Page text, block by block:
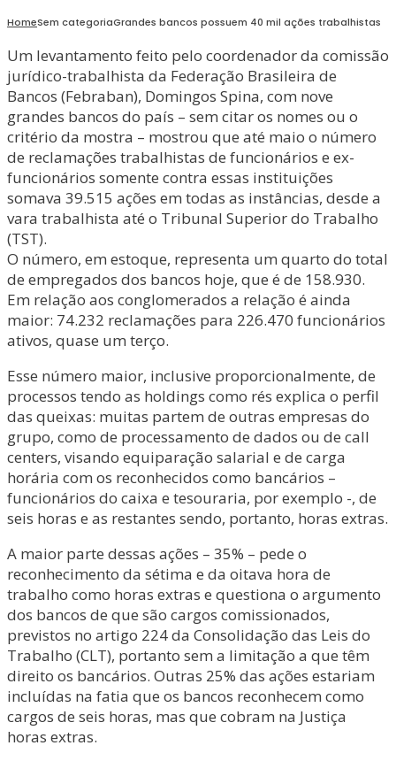
HomeSem categoriaGrandes bancos possuem 40 mil ações trabalhistas
Um levantamento feito pelo coordenador da comissão
jurídico-trabalhista da Federação Brasileira de
Bancos (Febraban), Domingos Spina, com nove
grandes bancos do país – sem citar os nomes ou o
critério da mostra – mostrou que até maio o número
de reclamações trabalhistas de funcionários e ex-
funcionários somente contra essas instituições
somava 39.515 ações em todas as instâncias, desde a
vara trabalhista até o Tribunal Superior do Trabalho
(TST).
O número, em estoque, representa um quarto do total
de empregados dos bancos hoje, que é de 158.930.
Em relação aos conglomerados a relação é ainda
maior: 74.232 reclamações para 226.470 funcionários
ativos, quase um terço.
Esse número maior, inclusive proporcionalmente, de
processos tendo as holdings como rés explica o perfil
das queixas: muitas partem de outras empresas do
grupo, como de processamento de dados ou de call
centers, visando equiparação salarial e de carga
horária com os reconhecidos como bancários –
funcionários do caixa e tesouraria, por exemplo -, de
seis horas e as restantes sendo, portanto, horas extras.
A maior parte dessas ações – 35% – pede o
reconhecimento da sétima e da oitava hora de
trabalho como horas extras e questiona o argumento
dos bancos de que são cargos comissionados,
previstos no artigo 224 da Consolidação das Leis do
Trabalho (CLT), portanto sem a limitação a que têm
direito os bancários. Outras 25% das ações estariam
incluídas na fatia que os bancos reconhecem como
cargos de seis horas, mas que cobram na Justiça
horas extras.